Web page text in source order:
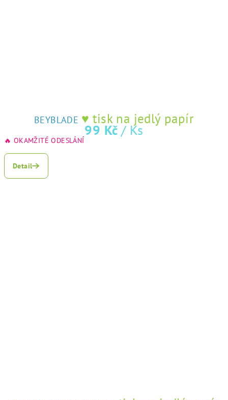
BEYBLADE ♥ tisk na jedlý papír
99 Kč / Ks
🔥 OKAMŽITÉ ODESLÁNÍ
Detail